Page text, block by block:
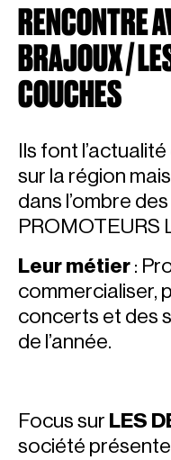
RENCONTRE
BRAJOUX /
COUCHES
Ils font
sur la région
dans l’ombre
PROMOTEURS
Leur métier :
commercialiser,
concerts et des
de l’année.
Focus sur LES
société